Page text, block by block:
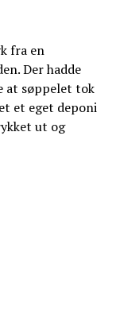
fra en
Der hadde
at søppelet tok
et eget deponi
ut og